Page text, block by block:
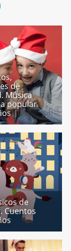
de
Música
popular
de
Cuentos